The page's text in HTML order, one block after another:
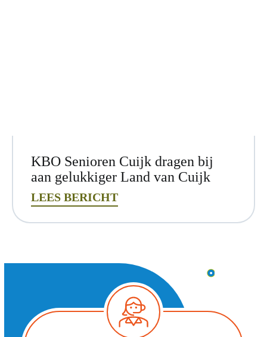
KBO Senioren Cuijk dragen bij
aan gelukkiger Land van Cuijk
LEES BERICHT